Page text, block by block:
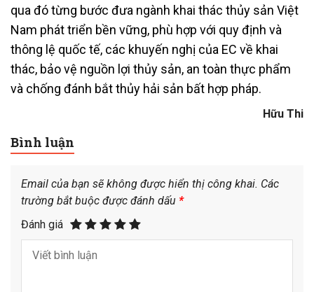
qua đó từng bước đưa ngành khai thác thủy sản Việt
Nam phát triển bền vững, phù hợp với quy định và
thông lệ quốc tế, các khuyến nghị của EC về khai
thác, bảo vệ nguồn lợi thủy sản, an toàn thực phẩm
và chống đánh bắt thủy hải sản bất hợp pháp.
Hữu Thi
Bình luận
Email của bạn sẽ không được hiển thị công khai. Các
trường bắt buộc được đánh dấu *
Đánh giá